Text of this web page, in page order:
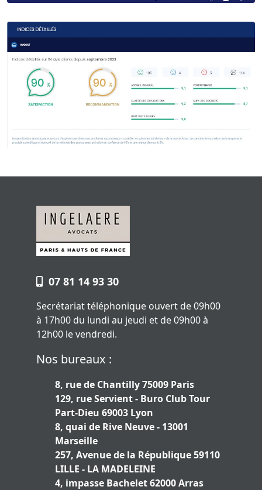
07 81 14 93 30
Secrétariat téléphonique ouvert de 09h00
à 17h00 du lundi au jeudi et de 09h00 à
12h00 le vendredi.
Nos bureaux :
8, rue de Chantilly 75009 Paris
129, rue Servient - Buro Club Tour
Part-Dieu 69003 Lyon
8, quai de Rive Neuve - 13001
Marseille
257, Avenue de la République 59110
LILLE - LA MADELEINE
4, impasse Bachelet 62000 Arras